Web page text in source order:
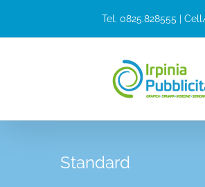
Tel. 0825.828555 |
Standard